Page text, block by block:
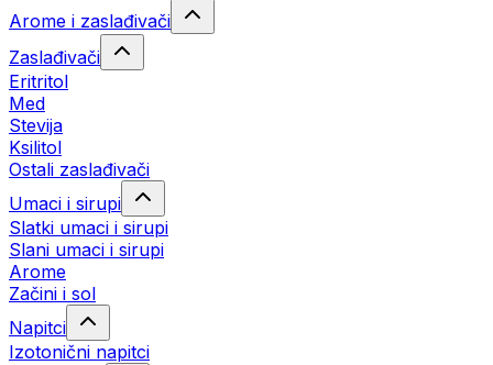
Arome i zaslađivači
Zaslađivači
Eritritol
Med
Stevija
Ksilitol
Ostali zaslađivači
Umaci i sirupi
Slatki umaci i sirupi
Slani umaci i sirupi
Arome
Začini i sol
Napitci
Izotonični napitci